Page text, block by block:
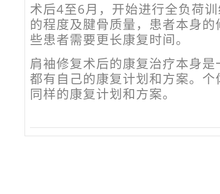
术后4至6月，开始进行全负荷
的程度及腱骨质量，患者本身
些患者需要更长康复时间。
肩袖修复术后的康复治疗本身
都有自己的康复计划和方案。
同样的康复计划和方案。